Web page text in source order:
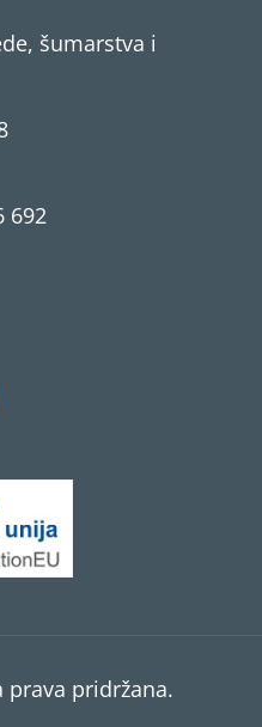
šumarstva i
692
prava pridržana.